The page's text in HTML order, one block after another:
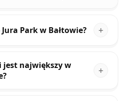
Park w Bałtowie?
największy w